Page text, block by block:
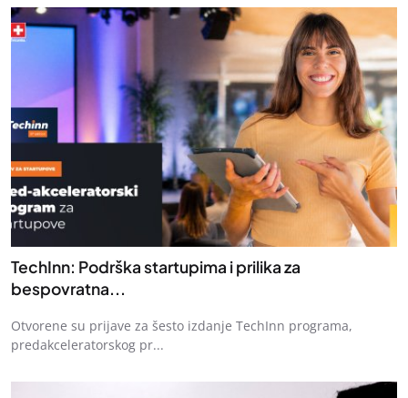
TechInn: Podrška startupima i prilika za
bespovratna...
Otvorene su prijave za šesto izdanje TechInn programa,
predakceleratorskog pr...